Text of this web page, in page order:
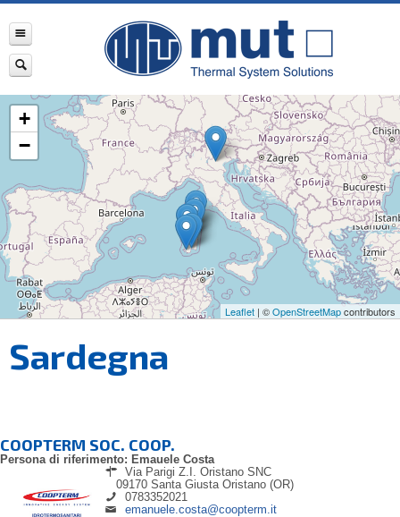
+
−
Leaflet | ©OpenStreetMapcontributors
Sardegna
COOPTERM SOC. COOP.
Persona di riferimento: Emauele Costa
Via Parigi Z.I. Oristano SNC
09170 Santa Giusta Oristano (OR)
0783352021
emanuele.costa@coopterm.it